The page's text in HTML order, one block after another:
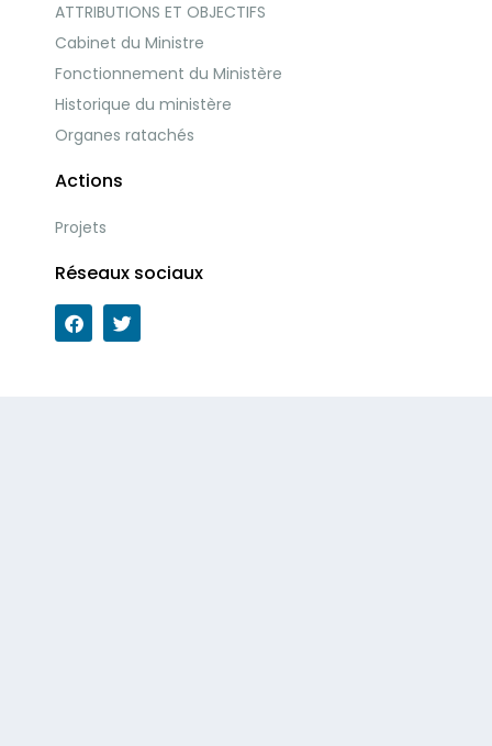
ATTRIBUTIONS ET OBJECTIFS
Cabinet du Ministre
Fonctionnement du Ministère
Historique du ministère
Organes ratachés
Actions
Projets
Réseaux sociaux